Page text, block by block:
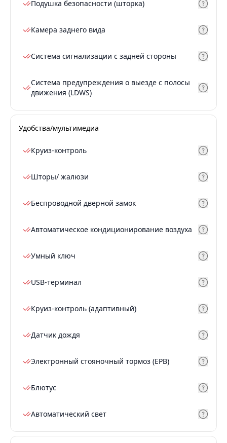
Подушка безопасности (шторка)
Камера заднего вида
Система сигнализации с задней стороны
Система предупреждения о выезде с полосы
движения (LDWS)
Удобства/мультимедиа
Круиз-контроль
Шторы/ жалюзи
Беспроводной дверной замок
Автоматическое кондиционирование воздуха
Умный ключ
USB-терминал
Круиз-контроль (адаптивный)
Датчик дождя
Электронный стояночный тормоз (EPB)
Блютус
Автоматический свет